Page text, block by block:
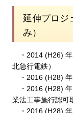
延伸プロジ
み）
・2014 (H26)
北急行電鉄）
・2016 (H28)
・2016 (H28)
業法工事施行認可
・2016 (H28)